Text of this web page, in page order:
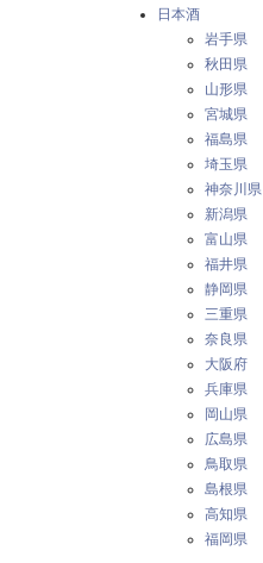
日本酒
岩手県
秋田県
山形県
宮城県
福島県
埼玉県
神奈川県
新潟県
富山県
福井県
静岡県
三重県
奈良県
大阪府
兵庫県
岡山県
広島県
鳥取県
島根県
高知県
福岡県